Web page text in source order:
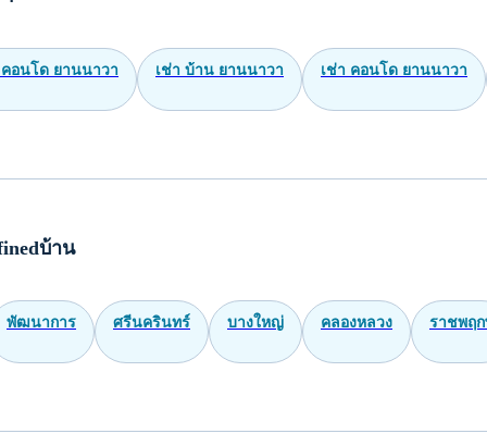
อนโด ยานนาวา เช่า บ้าน ยานนาวา เช่า คอนโด ยานนาวา
บ้าน
พัฒนาการ ศรีนครินทร์ บางใหญ่ คลองหลวง ราชพฤ